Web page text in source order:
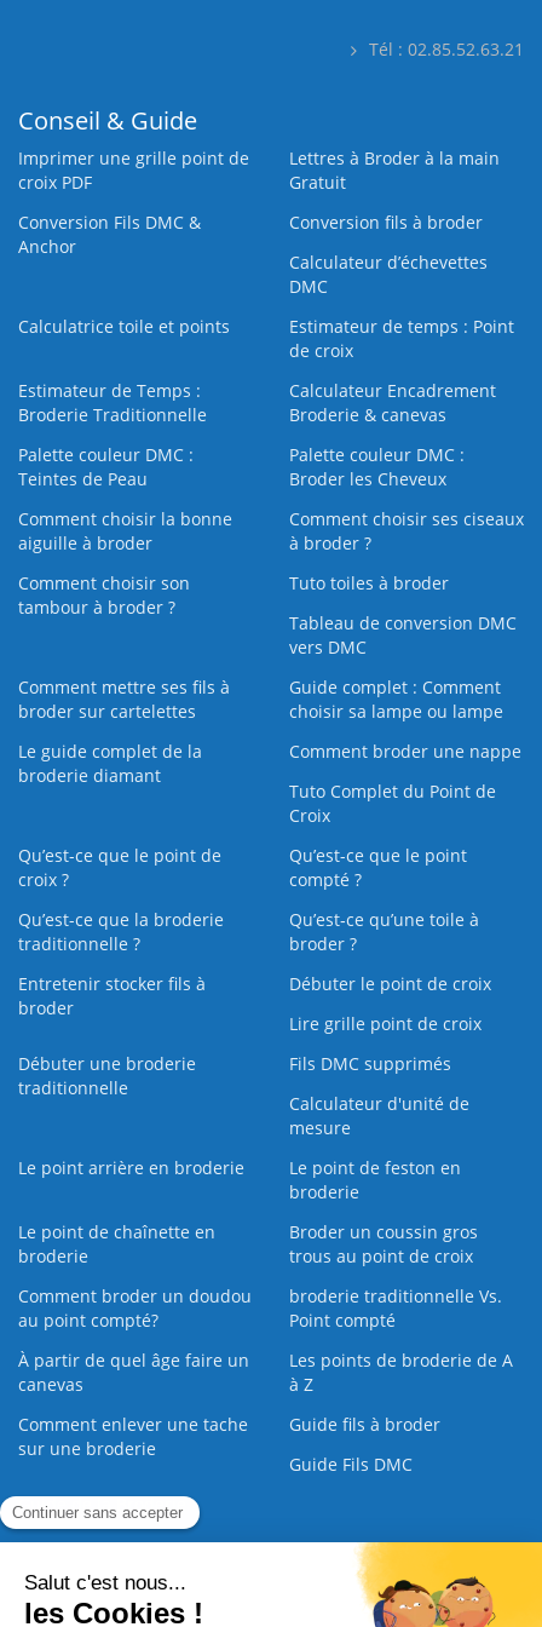
Tél : 02.85.52.63.21
Conseil & Guide
Imprimer une grille point de
croix PDF
Lettres à Broder à la main
Gratuit
Conversion Fils DMC &
Anchor
Conversion fils à broder
Calculateur d’échevettes
DMC
Calculatrice toile et points
Estimateur de temps : Point
de croix
Estimateur de Temps :
Broderie Traditionnelle
Calculateur Encadrement
Broderie & canevas
Palette couleur DMC :
Teintes de Peau
Palette couleur DMC :
Broder les Cheveux
Comment choisir la bonne
aiguille à broder
Comment choisir ses ciseaux
à broder ?
Comment choisir son
tambour à broder ?
Tuto toiles à broder
Tableau de conversion DMC
vers DMC
Comment mettre ses fils à
broder sur cartelettes
Guide complet : Comment
choisir sa lampe ou lampe
Le guide complet de la
broderie diamant
Comment broder une nappe
Tuto Complet du Point de
Croix
Qu’est-ce que le point de
croix ?
Qu’est-ce que le point
compté ?
Qu’est-ce que la broderie
traditionnelle ?
Qu’est‑ce qu’une toile à
broder ?
Entretenir stocker fils à
broder
Débuter le point de croix
Lire grille point de croix
Débuter une broderie
traditionnelle
Fils DMC supprimés
Calculateur d'unité de
mesure
Le point arrière en broderie
Le point de feston en
broderie
Le point de chaînette en
broderie
Broder un coussin gros
trous au point de croix
Comment broder un doudou
au point compté?
broderie traditionnelle Vs.
Point compté
À partir de quel âge faire un
canevas
Les points de broderie de A
à Z
Comment enlever une tache
sur une broderie
Guide fils à broder
Guide Fils DMC
Guide de la Broderie